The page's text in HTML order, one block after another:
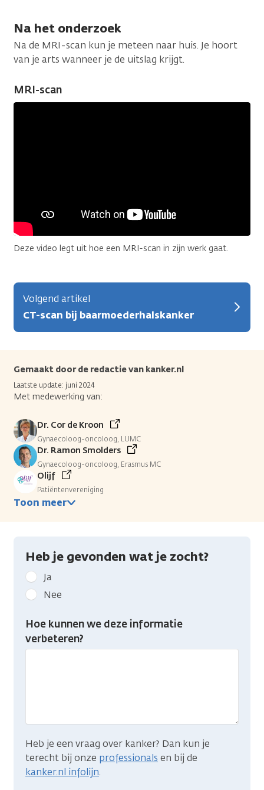
Na het onderzoek
Na de MRI-scan kun je meteen naar huis. Je hoort
van je arts wanneer je de uitslag krijgt.
MRI-scan
Deze video legt uit hoe een MRI-scan in zijn werk gaat.
Volgend artikel
CT-scan bij baarmoederhalskanker
Gemaakt door de redactie van kanker.nl
Laatste update: juni 2024
Met medewerking van:
Dr. Cor de Kroon
Gynaecoloog-oncoloog, LUMC
Dr. Ramon Smolders
Gynaecoloog-oncoloog, Erasmus MC
Olijf
Patiëntenvereniging
Toon meer
Heb je gevonden wat je zocht?
Geef
kanker.nl
feedback:
Heb
gevonden
Ja
Nee
Hoe kunnen we deze informatie
verbeteren?
Heb je een vraag over kanker? Dan kun je
terecht bij onze professionals en bij de
kanker.nl infolijn.